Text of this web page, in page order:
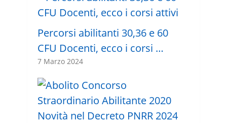
Percorsi abilitanti 30,36 e 60
CFU Docenti, ecco i corsi …
7 Marzo 2024